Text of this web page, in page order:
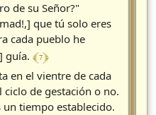
de su Señor?"
que tú solo eres
cada pueblo he
guía. ﴾ 7 ﴿
en el vientre de cada
de gestación o no.
un tiempo establecido.